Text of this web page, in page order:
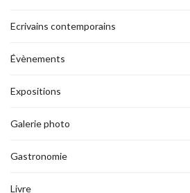
Ecrivains contemporains
Évènements
Expositions
Galerie photo
Gastronomie
Livre